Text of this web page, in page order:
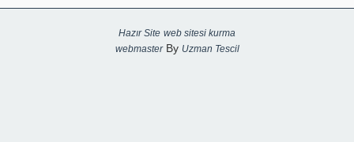
Hazır Site web sitesi kurma
webmasterBy Uzman Tescil